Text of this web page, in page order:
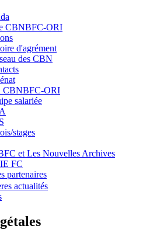
CBNBFC-ORI
d'agrément
des CBN
CBNBFC-ORI
salariée
stages
et Les Nouvelles Archives
FC
partenaires
actualités